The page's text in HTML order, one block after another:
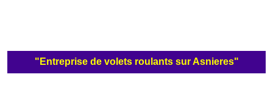
"Entreprise de volets roulants sur Asnieres"